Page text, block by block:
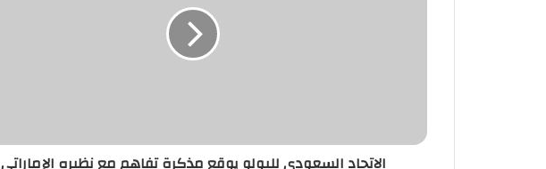
الاتحاد السعودي للبولو يوقع مذكرة تفاهم مع نظيره الإماراتي